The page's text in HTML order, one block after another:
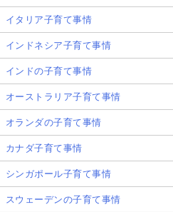
イタリア子育て事情
インドネシア子育て事情
インドの子育て事情
オーストラリア子育て事情
オランダの子育て事情
カナダ子育て事情
シンガポール子育て事情
スウェーデンの子育て事情